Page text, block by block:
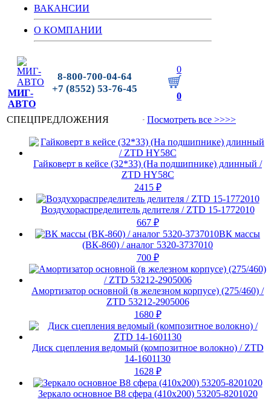
ВАКАНСИИ
О КОМПАНИИ
МИГ-
АВТО
8-800-700-04-64
+7 (8552) 53-76-45
0
0
СПЕЦПРЕДЛОЖЕНИЯ Посмотреть все >>>>
Гайковерт в кейсе (32*33) (На подшипнике) длинный /
ZTD HY58C
2415 ₽
Воздухораспределитель делителя / ZTD 15-1772010
667 ₽
ВК массы
(ВК-860) / аналог 5320-3737010
700 ₽
Амортизатор основной (в железном корпусе) (275/460) /
ZTD 53212-2905006
1680 ₽
Диск сцепления ведомый (композитное волокно) / ZTD
14-1601130
1628 ₽
Зеркало основное В8 сфера (410х200) 53205-8201020